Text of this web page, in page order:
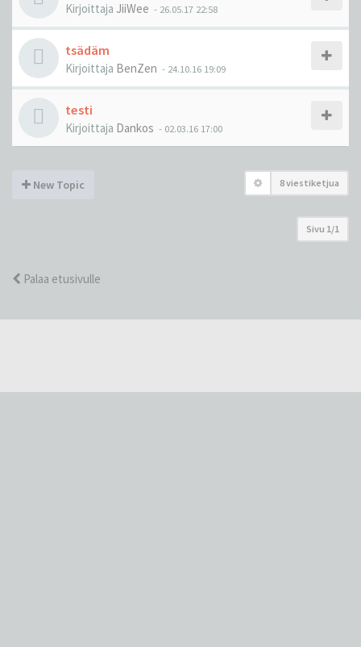
Kirjoittaja JiiWee - 26.05.17 22:58
tsädäm
Kirjoittaja BenZen - 24.10.16 19:09
testi
Kirjoittaja Dankos - 02.03.16 17:00
New Topic 8 viestiketjua
Sivu 1/1
Palaa etusivulle